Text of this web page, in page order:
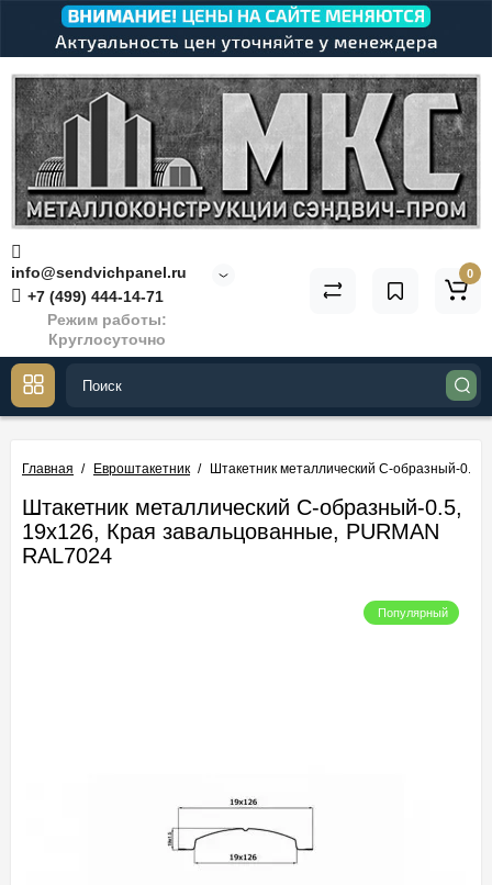
info@sendvichpanel.ru
+7 (499) 444-14-71
Режим работы:
Круглосуточно
0
Главная Евроштакетник Штакетник металлический С-образный-0.5,
Штакетник металлический С-образный-0.5,
19х126, Края завальцованные, PURMAN
RAL7024
Популярный